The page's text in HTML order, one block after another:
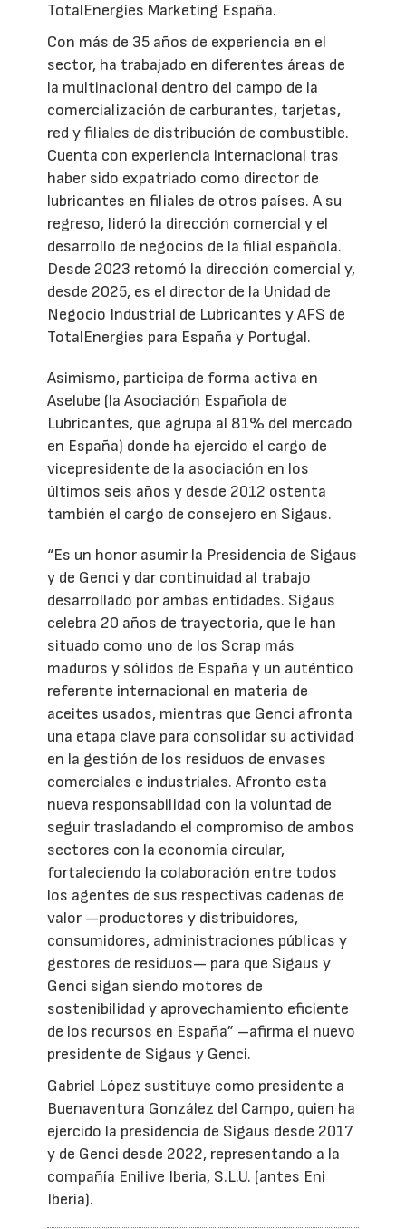
TotalEnergies Marketing España.
Con más de 35 años de experiencia en el
sector, ha trabajado en diferentes áreas de
la multinacional dentro del campo de la
comercialización de carburantes, tarjetas,
red y filiales de distribución de combustible.
Cuenta con experiencia internacional tras
haber sido expatriado como director de
lubricantes en filiales de otros países. A su
regreso, lideró la dirección comercial y el
desarrollo de negocios de la filial española.
Desde 2023 retomó la dirección comercial y,
desde 2025, es el director de la Unidad de
Negocio Industrial de Lubricantes y AFS de
TotalEnergies para España y Portugal.
Asimismo, participa de forma activa en
Aselube (la Asociación Española de
Lubricantes, que agrupa al 81% del mercado
en España) donde ha ejercido el cargo de
vicepresidente de la asociación en los
últimos seis años y desde 2012 ostenta
también el cargo de consejero en Sigaus.
“Es un honor asumir la Presidencia de Sigaus
y de Genci y dar continuidad al trabajo
desarrollado por ambas entidades. Sigaus
celebra 20 años de trayectoria, que le han
situado como uno de los Scrap más
maduros y sólidos de España y un auténtico
referente internacional en materia de
aceites usados, mientras que Genci afronta
una etapa clave para consolidar su actividad
en la gestión de los residuos de envases
comerciales e industriales. Afronto esta
nueva responsabilidad con la voluntad de
seguir trasladando el compromiso de ambos
sectores con la economía circular,
fortaleciendo la colaboración entre todos
los agentes de sus respectivas cadenas de
valor —productores y distribuidores,
consumidores, administraciones públicas y
gestores de residuos— para que Sigaus y
Genci sigan siendo motores de
sostenibilidad y aprovechamiento eficiente
de los recursos en España” –afirma el nuevo
presidente de Sigaus y Genci.
Gabriel López sustituye como presidente a
Buenaventura González del Campo, quien ha
ejercido la presidencia de Sigaus desde 2017
y de Genci desde 2022, representando a la
compañía Enilive Iberia, S.L.U. (antes Eni
Iberia).